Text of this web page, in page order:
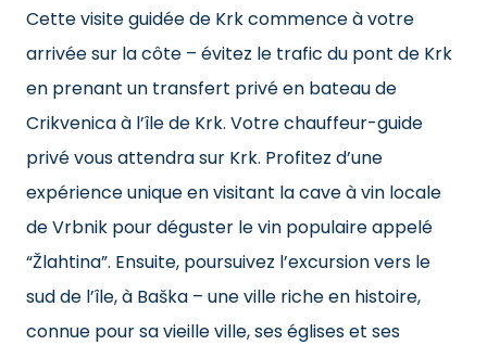
Cette visite guidée de Krk commence à votre
arrivée sur la côte – évitez le trafic du pont de Krk
en prenant un transfert privé en bateau de
Crikvenica à l’île de Krk. Votre chauffeur-guide
privé vous attendra sur Krk. Profitez d’une
expérience unique en visitant la cave à vin locale
de Vrbnik pour déguster le vin populaire appelé
“Žlahtina”. Ensuite, poursuivez l’excursion vers le
sud de l’île, à Baška – une ville riche en histoire,
connue pour sa vieille ville, ses églises et ses